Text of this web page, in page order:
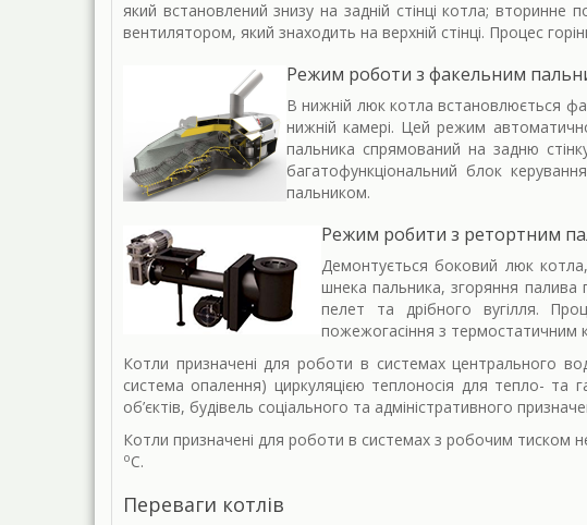
який встановлений знизу на задній стінці котла; вторинне
вентилятором, який знаходить на верхній стінці. Процес
Режим роботи з факельним
В нижній люк котла встановлюється
нижній камері. Цей режим
пальника спрямований на задню
багатофункціональний блок
пальником.
Режим робити з ретортним
Демонтується боковий люк
шнека пальника, згоряння
пелет та дрібного вугілля.
пожежогасіння з термостатичним
Котли призначені для роботи в системах центрального
система опалення) циркуляцією теплоносія для тепло- та
об’єктів, будівель соціального та адміністративного
Котли призначені для роботи в системах з робочим
оС.
Переваги котлів